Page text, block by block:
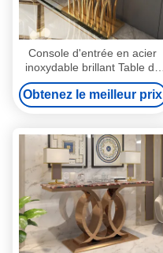
Console d'entrée en acier
inoxydable brillant Table de
marbre Table du haut du
couloir Hauteur de marbre
78cm
Obtenez le meilleur prix